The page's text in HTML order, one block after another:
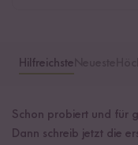
Hilfreichste
Schon probiert und für
Dann schreib jetzt die